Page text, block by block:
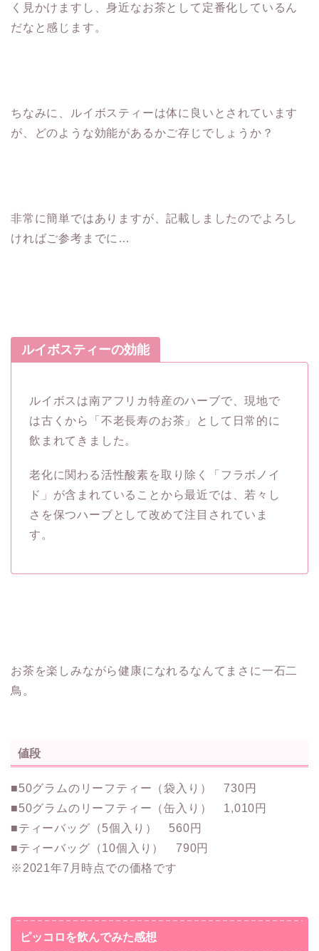
く見かけますし、身近なお茶として定番化しているん
だなと感じます。
ちなみに、ルイボスティーは体に良いとされています
が、どのような効能があるかご存じでしょうか？
非常に簡単ではありますが、記載しましたのでよろし
ければご参考までに…
ルイボスティーの効能
ルイボスは南アフリカ特産のハーブで、現地で
は古くから「不老長寿のお茶」として日常的に
飲まれてきました。
老化に関わる活性酸素を取り除く「フラボノイ
ド」が含まれていることから最近では、若々し
さを保つハーブとして改めて注目されていま
す。
お茶を楽しみながら健康になれるなんてまさに一石二
鳥。
値段
■50グラムのリーフティー（袋入り） 730円
■50グラムのリーフティー（缶入り） 1,010円
■ティーバッグ（5個入り） 560円
■ティーバッグ（10個入り） 790円
※2021年7月時点での価格です
ピッコロを飲んでみた感想